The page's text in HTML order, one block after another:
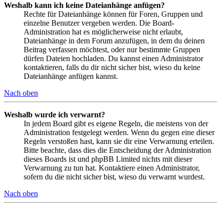
Weshalb kann ich keine Dateianhänge anfügen?
Rechte für Dateianhänge können für Foren, Gruppen und
einzelne Benutzer vergeben werden. Die Board-
Administration hat es möglicherweise nicht erlaubt,
Dateianhänge in dem Forum anzufügen, in dem du deinen
Beitrag verfassen möchtest, oder nur bestimmte Gruppen
dürfen Dateien hochladen. Du kannst einen Administrator
kontaktieren, falls du dir nicht sicher bist, wieso du keine
Dateianhänge anfügen kannst.
Nach oben
Weshalb wurde ich verwarnt?
In jedem Board gibt es eigene Regeln, die meistens von der
Administration festgelegt werden. Wenn du gegen eine dieser
Regeln verstoßen hast, kann sie dir eine Verwarnung erteilen.
Bitte beachte, dass dies die Entscheidung der Administration
dieses Boards ist und phpBB Limited nichts mit dieser
Verwarnung zu tun hat. Kontaktiere einen Administrator,
sofern du die nicht sicher bist, wieso du verwarnt wurdest.
Nach oben